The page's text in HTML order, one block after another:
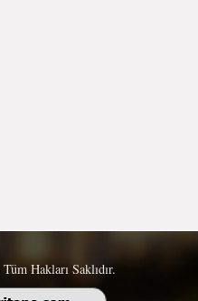
Hakları Saklıdır.